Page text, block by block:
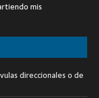
mis
direccionales o de